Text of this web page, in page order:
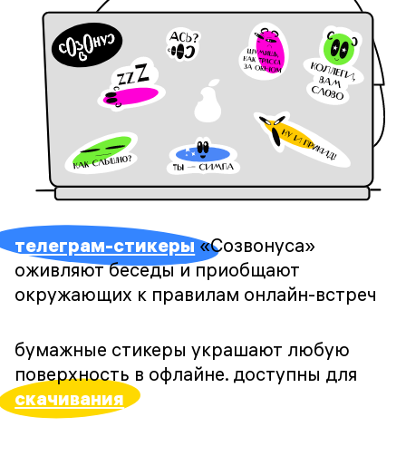
телеграм-стикеры«Созвонуса»
оживляют беседы и приобщают
окружающих к правилам онлайн-встреч
бумажные стикеры украшают любую
поверхность в офлайне. доступны для
скачивания